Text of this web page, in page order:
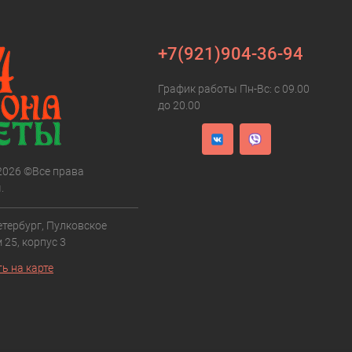
©Все права
Пулковское
корпус 3
на карте
+7(921)904-36-94
График работы Пн-Вс: с 09.00
до 20.00